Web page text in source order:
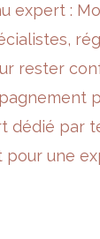
expert :
rester
dédié par
pour une